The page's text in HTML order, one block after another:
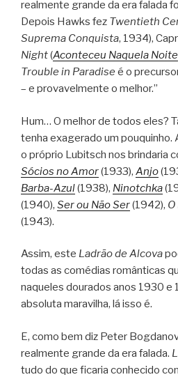
realmente grande da era falada
Depois Hawks fez Twentieth
Suprema Conquista, 1934),
Night(Aconteceu Naquela Noite
Trouble in Paradise é o
– e provavelmente o melhor.”
Hum… O melhor de todos eles?
tenha exagerado um pouquinho.
o próprio Lubitsch nos brindaria
Sócios no Amor(1933), Anjo
Barba-Azul(1938), Ninotchka
(1940), Ser ou Não Ser(1942),
(1943).
Assim, este Ladrão de Alcova
todas as comédias românticas
naqueles dourados anos 1930 e
absoluta maravilha, lá isso é.
E, como bem diz Peter
realmente grande da era falada.
tudo do que ficaria conhecido